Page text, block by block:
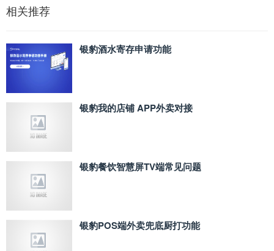
相关推荐
银豹酒水寄存申请功能
银豹我的店铺 APP外卖对接
银豹餐饮智慧屏TV端常见问题
银豹POS端外卖兜底厨打功能